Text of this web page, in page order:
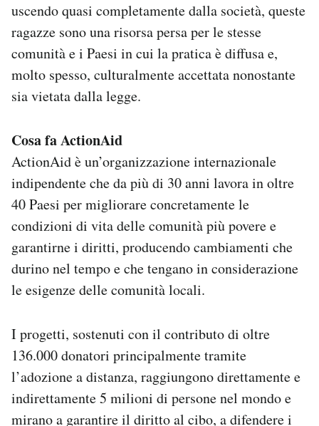
uscendo quasi completamente dalla società, queste
ragazze sono una risorsa persa per le stesse
comunità e i Paesi in cui la pratica è diffusa e,
molto spesso, culturalmente accettata nonostante
sia vietata dalla legge.
Cosa fa ActionAid
ActionAid è un’organizzazione internazionale
indipendente che da più di 30 anni lavora in oltre
40 Paesi per migliorare concretamente le
condizioni di vita delle comunità più povere e
garantirne i diritti, producendo cambiamenti che
durino nel tempo e che tengano in considerazione
le esigenze delle comunità locali.
I progetti, sostenuti con il contributo di oltre
136.000 donatori principalmente tramite
l’adozione a distanza, raggiungono direttamente e
indirettamente 5 milioni di persone nel mondo e
mirano a garantire il diritto al cibo, a difendere i